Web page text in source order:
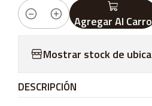
Cantidad Agregar Al Carro
Mostrar stock de
DESCRIPCIÓN